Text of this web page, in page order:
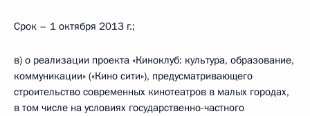
Срок – 1 октября 2013 г.;
в) о реализации проекта «Киноклуб: культура, образование,
коммуникации» («Кино сити»), предусматривающего
строительство современных кинотеатров в малых городах,
в том числе на условиях государственно-частного